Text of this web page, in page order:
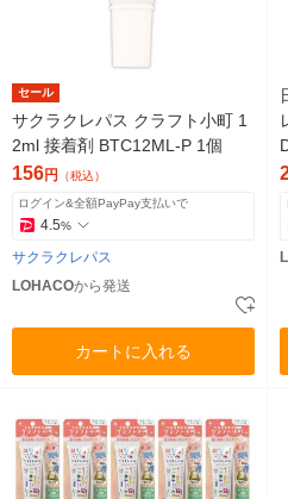
セール
サクラクレパス クラフト小町 1
2ml 接着剤 BTC12ML-P 1個
156円 （税込）
ログイン&全額PayPay支払いで
4.5%
サクラクレパス
LOHACOから発送
カートに入れる